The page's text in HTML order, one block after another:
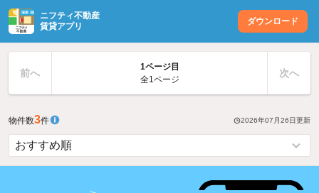
ニフティ不動産
賃貸アプリ
ダウンロード
前へ
1ページ目
全1ページ
次へ
物件数3件 2026年07月26日 更新